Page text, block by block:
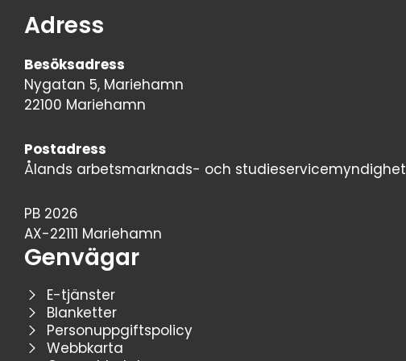
Adress
Besöksadress
Nygatan 5, Mariehamn
22100 Mariehamn
Postadress
Ålands arbetsmarknads- och studieservicemyndighet
PB 2026
AX-22111 Mariehamn
Genvägar
E-tjänster
Blanketter
Personuppgiftspolicy
Webbkarta